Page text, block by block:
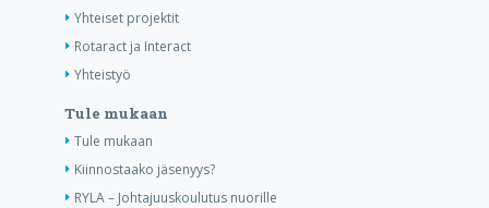
Yhteiset projektit
Rotaract ja Interact
Yhteistyö
Tule mukaan
Tule mukaan
Kiinnostaako jäsenyys?
RYLA – Johtajuuskoulutus nuorille